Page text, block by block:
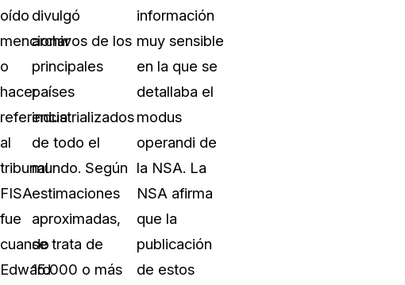
oído
mencionar
o
hacer
referencia
al
tribunal
FISA
fue
cuando
Edward
divulgó
archivos de los
principales
países
industrializados
de todo el
mundo. Según
estimaciones
aproximadas,
se trata de
15.000 o más
información
muy sensible
en la que se
detallaba el
modus
operandi de
la NSA. La
NSA afirma
que la
publicación
de estos